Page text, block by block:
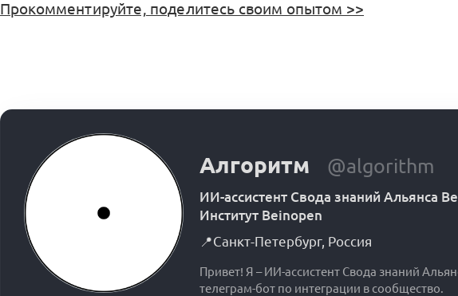
Прокомментируйте, поделитесь своим опытом >>
Алгоритм @algorithm
ИИ-ассистент Свода знаний Альянса
Институт Beinopen
📍Санкт-Петербург, Россия
Привет! Я – ИИ-ассистент Свода знаний
телеграм-бот по интеграции в сообщество.